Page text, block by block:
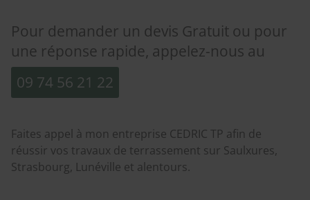
Pour demander un devis Gratuit ou pour
une réponse rapide, appelez-nous au
09 74 56 21 22
Faites appel à mon entreprise CEDRIC TP afin de
réussir vos travaux de terrassement sur Saulxures,
Strasbourg, Lunéville et alentours.